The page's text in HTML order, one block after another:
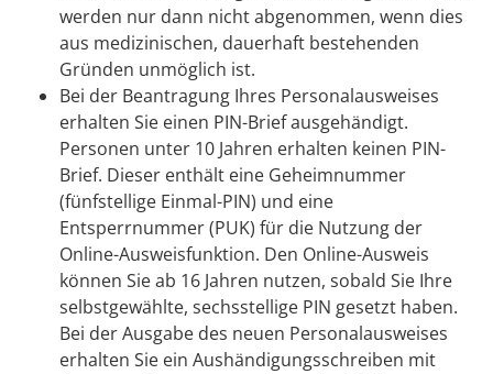
werden nur dann nicht abgenommen, wenn dies
aus medizinischen, dauerhaft bestehenden
Gründen unmöglich ist.
Bei der Beantragung Ihres Personalausweises
erhalten Sie einen PIN-Briefausgehändigt.
Personen unter 10 Jahren erhalten keinen PIN-
Brief. Dieser enthält eine Geheimnummer
(fünfstellige Einmal-PIN) und eine
Entsperrnummer (PUK) für die Nutzung der
Online-Ausweisfunktion. Den Online-Ausweis
können Sie ab 16 Jahren nutzen, sobald Sie Ihre
selbstgewählte, sechsstellige PIN gesetzt haben.
Bei der Ausgabe des neuen Personalausweises
erhalten Sie ein Aushändigungsschreiben mit